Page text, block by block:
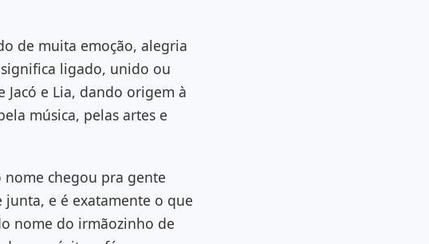
de muita emoção, alegria
ligado, unido ou
e Lia, dando origem à
música, pelas artes e
chegou pra gente
e é exatamente o que
nome do irmãozinho de